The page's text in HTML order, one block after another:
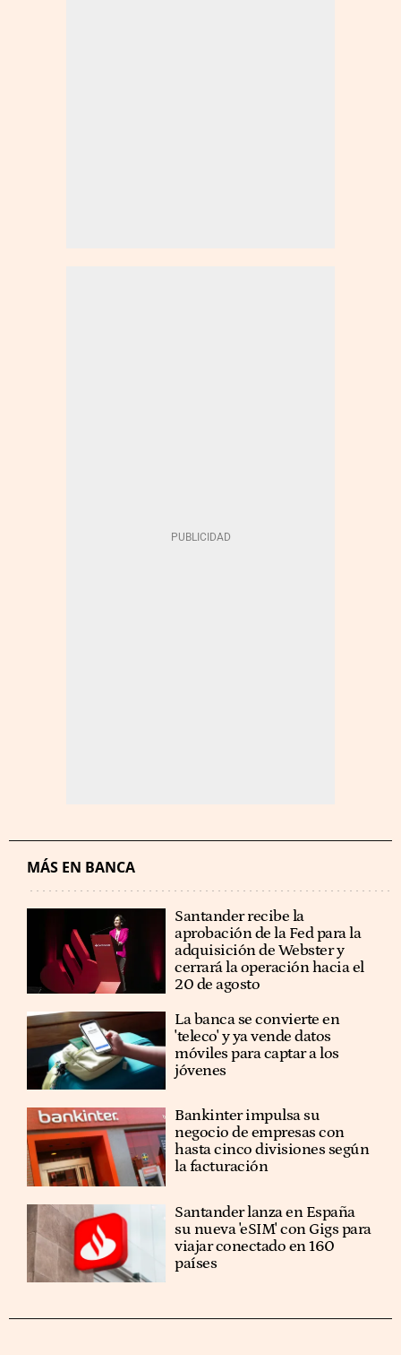
MÁS EN BANCA
Santander recibe la
aprobación de la Fed para la
adquisición de Webster y
cerrará la operación hacia el
20 de agosto
La banca se convierte en
'teleco' y ya vende datos
móviles para captar a los
jóvenes
Bankinter impulsa su
negocio de empresas con
hasta cinco divisiones según
la facturación
Santander lanza en España
su nueva 'eSIM' con Gigs para
viajar conectado en 160
países